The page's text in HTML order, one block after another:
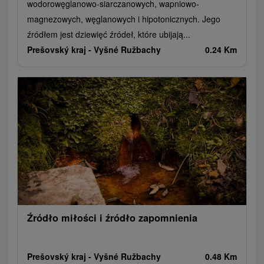
wodorowęglanowo-siarczanowych, wapniowo-
magnezowych, węglanowych i hipotonicznych. Jego
źródłem jest dziewięć źródeł, które ubijają...
Prešovský kraj - Vyšné Ružbachy 0.24 Km
Źródło miłości i źródło zapomnienia
Prešovský kraj - Vyšné Ružbachy 0.48 Km